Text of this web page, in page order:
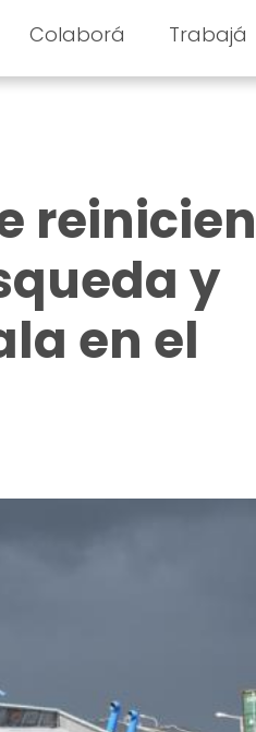
Colaborá Trabajá
y
en el